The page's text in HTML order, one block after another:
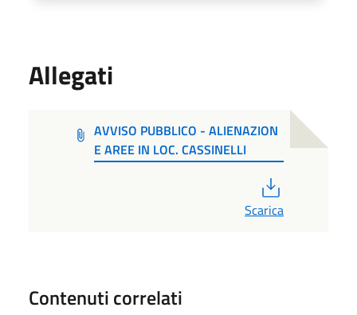
Allegati
AVVISO PUBBLICO - ALIENAZION
E AREE IN LOC. CASSINELLI
Scarica
Contenuti correlati